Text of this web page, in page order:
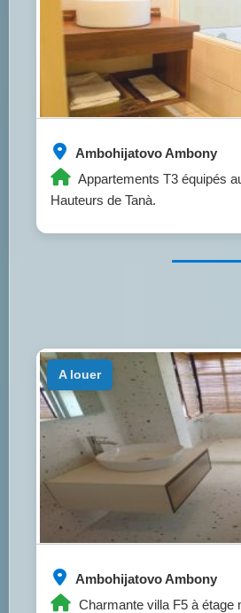
Ambohijatovo Ambony
Appartements T3 équipés
Hauteurs de Tanà.
Ambohijatovo Ambony
Charmante villa F5 à étage
a louer